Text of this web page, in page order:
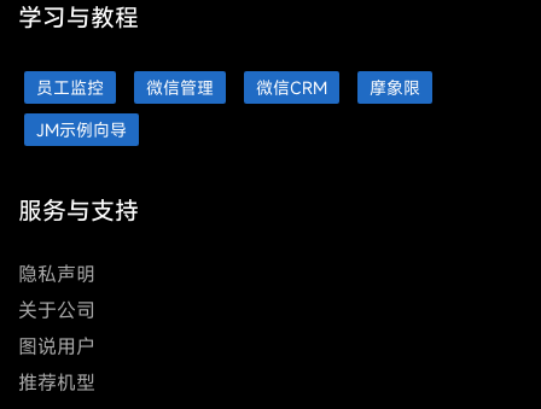
学习与教程
员工监控 微信管理 微信CRM
摩象限
JM示例向导
服务与支持
隐私声明
关于公司
图说用户
推荐机型